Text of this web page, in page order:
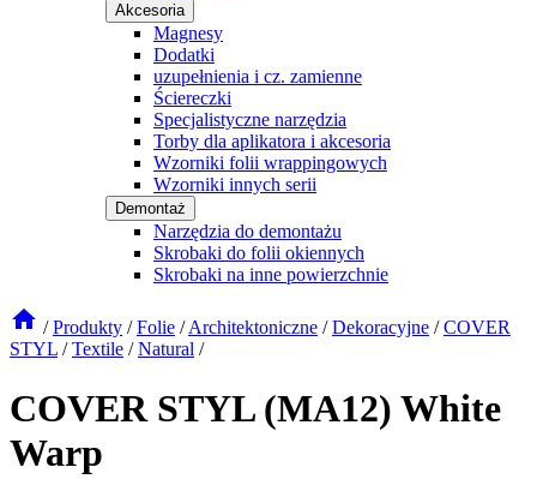
Akcesoria
Magnesy
Dodatki
uzupełnienia i cz. zamienne
Ściereczki
Specjalistyczne narzędzia
Torby dla aplikatora i akcesoria
Wzorniki folii wrappingowych
Wzorniki innych serii
Demontaż
Narzędzia do demontażu
Skrobaki do folii okiennych
Skrobaki na inne powierzchnie
/ Produkty / Folie / Architektoniczne / Dekoracyjne / COVER
STYL / Textile / Natural /
COVER STYL (MA12) White
Warp